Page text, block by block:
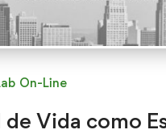
On-Line
de Vida como